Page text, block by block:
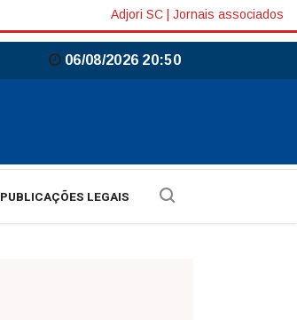
Adjori SC Jornais associados
06/08/2026 20:50
PUBLICAÇÕES LEGAIS